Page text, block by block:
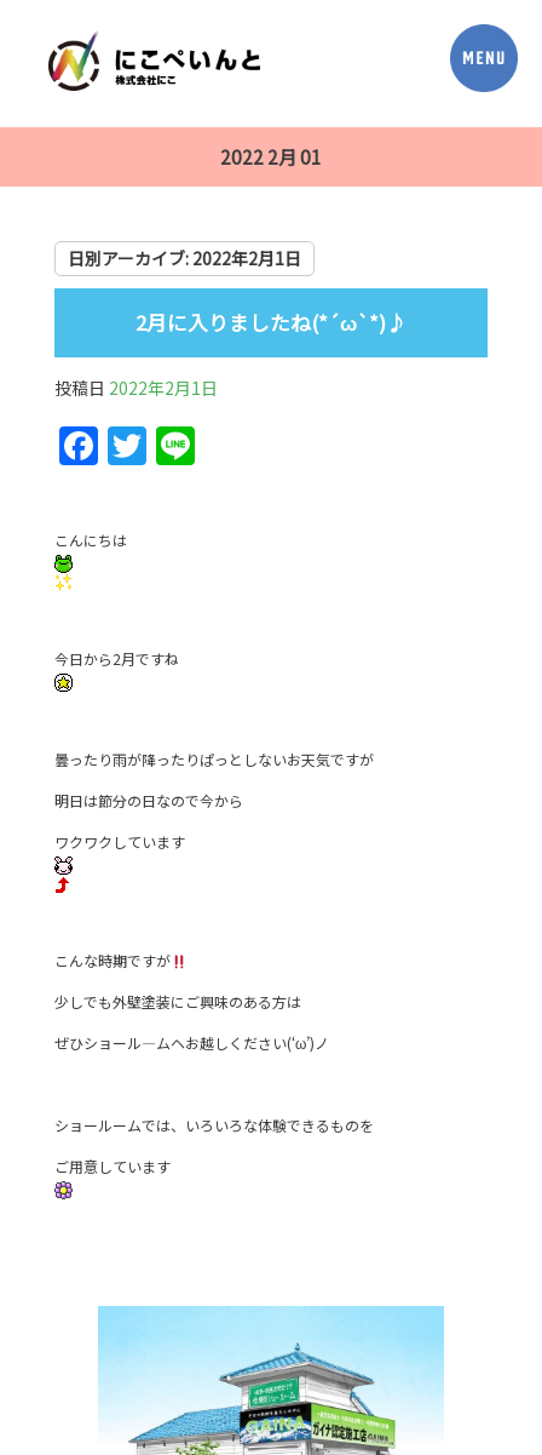
2022 2月 01
日別アーカイブ: 2022年2月1日
2月に入りましたね(*´ω`*)♪
投稿日 2022年2月1日
F
c
e
o
o
T Li
こんにちは
今日から2月ですね
曇ったり雨が降ったりぱっとしないお天気ですが
明日は節分の日なので今から
ワクワクしています
こんな時期ですが
少しでも外壁塗装にご興味のある方は
ぜひショール―ムヘお越しください(‘ω’)ノ
ショールームでは、いろいろな体験できるものを
ご用意しています